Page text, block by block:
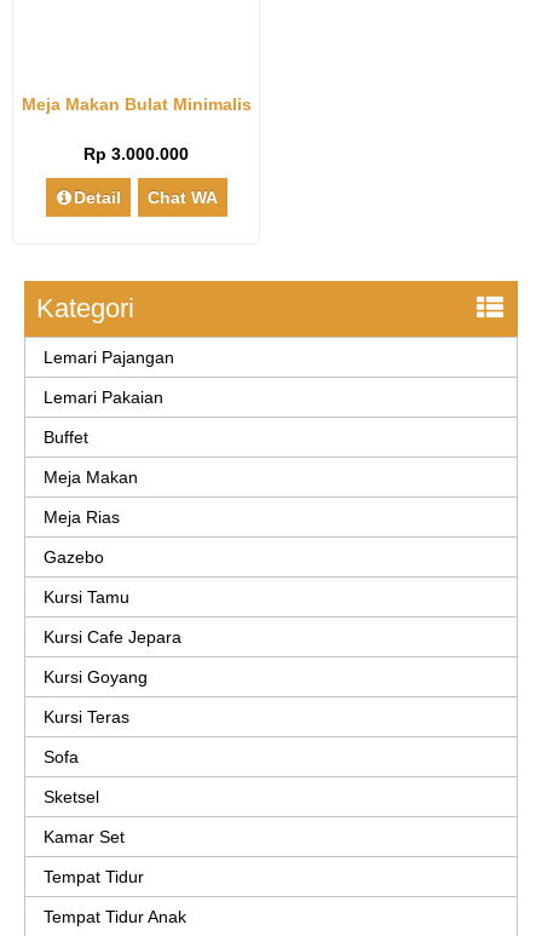
Meja Makan Bulat Minimalis
Rp 3.000.000
Detail Chat WA
Kategori
Lemari Pajangan
Lemari Pakaian
Buffet
Meja Makan
Meja Rias
Gazebo
Kursi Tamu
Kursi Cafe Jepara
Kursi Goyang
Kursi Teras
Sofa
Sketsel
Kamar Set
Tempat Tidur
Tempat Tidur Anak